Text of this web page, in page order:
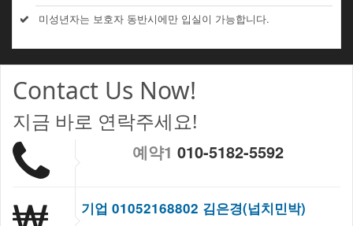
미성년자는 보호자 동반시에만 입실이 가능합니다.
Contact Us Now!
지금 바로 연락주세요!
예약1 010-5182-5592
기업 01052168802 김은경(넙치민박)